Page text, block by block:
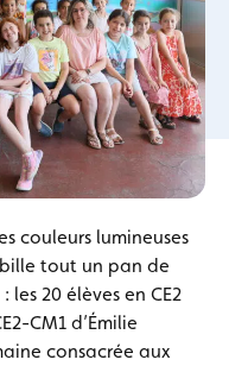
couleurs lumineuses
tout un pan de
les 20 élèves en CE2
CM1 d’Émilie
consacrée aux